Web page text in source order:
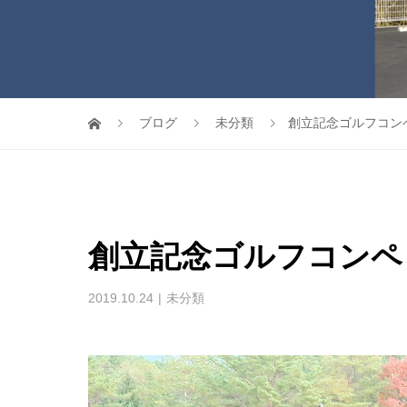
ブログ 未分類 創立記念ゴルフコン
創立記念ゴルフコンペ
2019.10.24 未分類